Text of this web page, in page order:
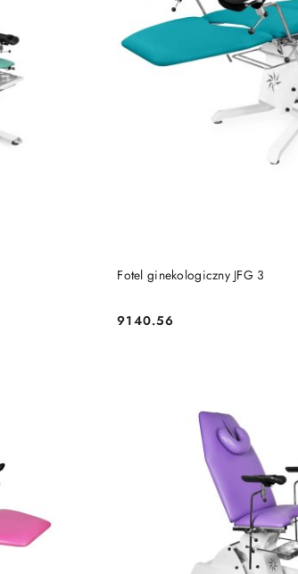
Fotel ginekologiczny JFG 3
Cena:
9140.56
DO KOSZYKA